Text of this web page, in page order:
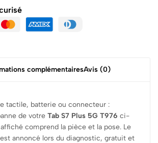
complémentairesAvis (0)
tactile, batterie ou connecteur :
de votre Tab S7 Plus 5G T976 ci-
comprend la pièce et la pose. Le
annoncé lors du diagnostic, gratuit et